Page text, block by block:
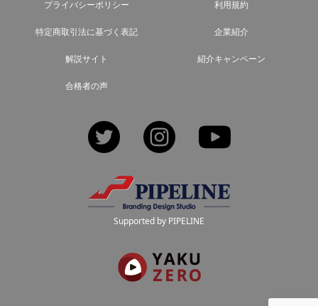
プライバシーポリシー 利用規約
特定商取引法に基づく表記 企業紹介
解説サイト 紹介キャンペーン
合格者の声
Twitter Instagram
Supported by PIPELINE